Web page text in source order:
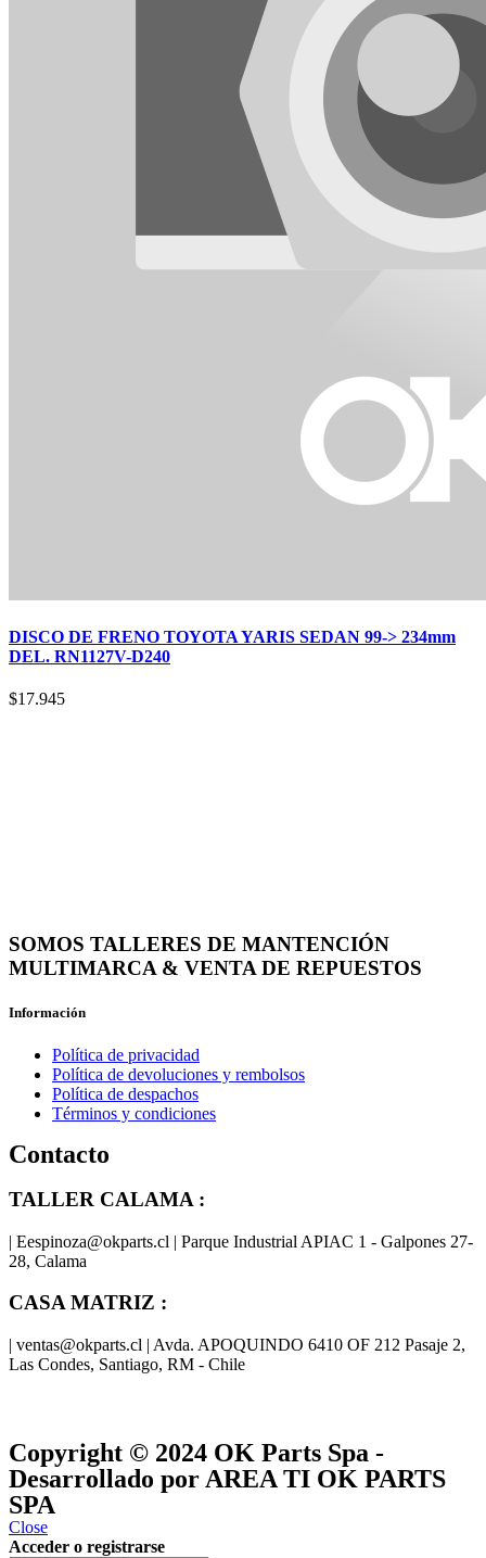
DISCO DE FRENO TOYOTA YARIS SEDAN 99-> 234mm
DEL. RN1127V-D240
$17.945
SOMOS TALLERES DE MANTENCIÓN
MULTIMARCA & VENTA DE REPUESTOS
Información
Política de privacidad
Política de devoluciones y rembolsos
Política de despachos
Términos y condiciones
Contacto
TALLER CALAMA :
| Eespinoza@okparts.cl | Parque Industrial APIAC 1 - Galpones 27-
28, Calama
CASA MATRIZ :
| ventas@okparts.cl | Avda. APOQUINDO 6410 OF 212 Pasaje 2,
Las Condes, Santiago, RM - Chile
Copyright © 2024 OK Parts Spa -
Desarrollado por AREA TI OK PARTS
SPA
Close
Acceder o registrarse